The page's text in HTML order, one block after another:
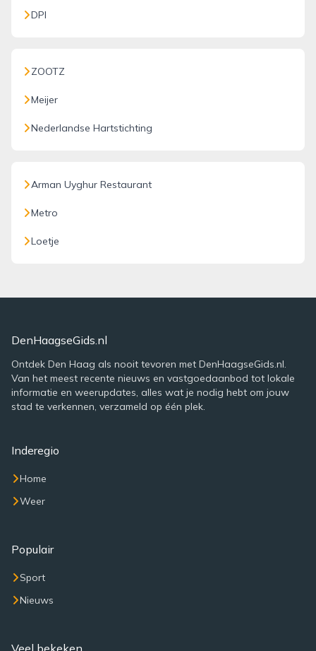
DPI
ZOOTZ
Meijer
Nederlandse Hartstichting
Arman Uyghur Restaurant
Metro
Loetje
DenHaagseGids.nl
Ontdek Den Haag als nooit tevoren met DenHaagseGids.nl.
Van het meest recente nieuws en vastgoedaanbod tot lokale
informatie en weerupdates, alles wat je nodig hebt om jouw
stad te verkennen, verzameld op één plek.
Inderegio
Home
Weer
Populair
Sport
Nieuws
Veel bekeken